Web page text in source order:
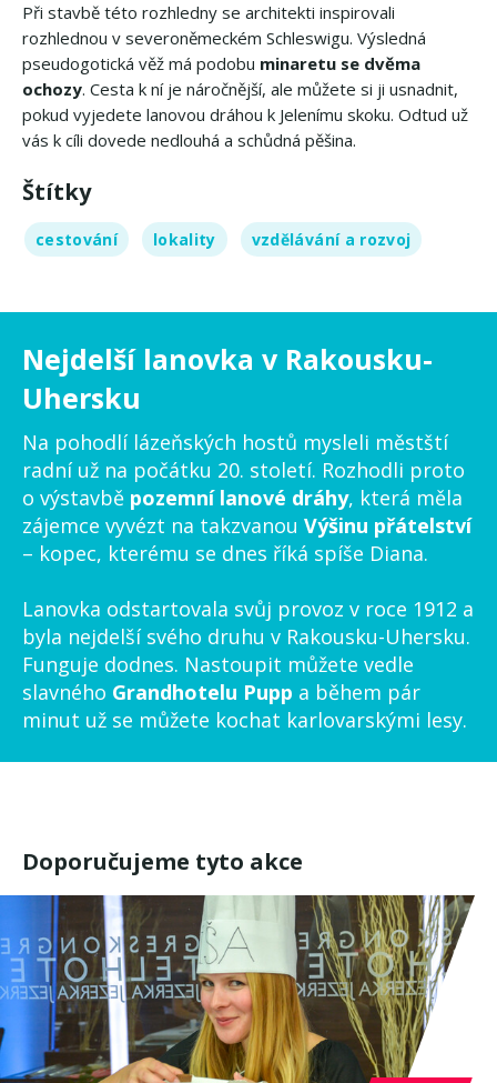
Při stavbě této rozhledny se architekti inspirovali
rozhlednou v severoněmeckém Schleswigu. Výsledná
pseudogotická věž má podobu minaretu se dvěma
ochozy. Cesta k ní je náročnější, ale můžete si ji usnadnit,
pokud vyjedete lanovou dráhou k Jelenímu skoku. Odtud už
vás k cíli dovede nedlouhá a schůdná pěšina.
Štítky
cestování lokality vzdělávání a rozvoj
Nejdelší lanovka v Rakousku-
Uhersku
Na pohodlí lázeňských hostů mysleli městští
radní už na počátku 20. století. Rozhodli proto
o výstavbě pozemní lanové dráhy, která měla
zájemce vyvézt na takzvanou Výšinu přátelství
– kopec, kterému se dnes říká spíše Diana.
Lanovka odstartovala svůj provoz v roce 1912 a
byla nejdelší svého druhu v Rakousku-Uhersku.
Funguje dodnes. Nastoupit můžete vedle
slavného Grandhotelu Pupp a během pár
minut už se můžete kochat karlovarskými lesy.
Doporučujeme tyto akce